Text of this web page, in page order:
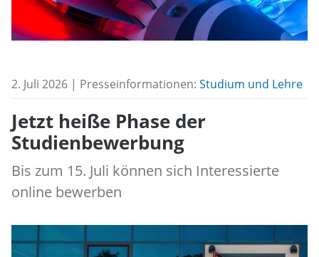
2. Juli 2026 | Presseinformationen: Studium und Lehre
Jetzt heiße Phase der
Studienbewerbung
Bis zum 15. Juli können sich Interessierte
online bewerben